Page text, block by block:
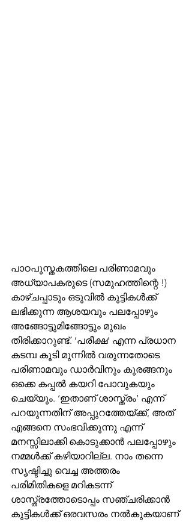
പാഠപുസ്തകത്തിലെ പരിണാമവും
അധ്യാപകരുടെ (സമുഹത്തിന്റെ !)
കാഴ്ചപ്പാടും ഒടുവില്‍ കുട്ടികള്‍ക്ക്
ലഭിക്കുന്ന ആശയവും പലപ്പോഴും
അങ്ങോട്ടുമിങ്ങോട്ടും മുഖം
തിരിക്കാറുണ്ട്. ‘പരീക്ഷ’ എന്ന പ്രധാന
കടമ്പ കൂടി മുന്നില്‍ വരുന്നതോടെ
പരിണാമവും ഡാര്‍വിനും കുരങ്ങനും
ഒക്കെ കപ്പല്‍ കയറി പോവുകയും
ചെയ്യും. ‘ഇതാണ് ശാസ്ത്രം’ എന്ന്
പറയുന്നതിന് അപ്പുറത്തേയ്ക്ക്, അത്
എങ്ങനെ സംഭവിക്കുന്നു എന്ന്
മനസ്സിലാക്കി കൊടുക്കാന്‍ പലപ്പോഴും
നമ്മള്‍ക്ക് കഴിയാറില്ല. നാം തന്നെ
സൃഷ്ടിച്ചു വെച്ച അത്തരം
പരിമിതികളെ മറികടന്ന്
ശാസ്ത്രത്തോടൊപ്പം സഞ്ചരിക്കാന്‍
കുട്ടികള്‍ക്ക് ഒരവസരം നല്‍കുകയാണ്